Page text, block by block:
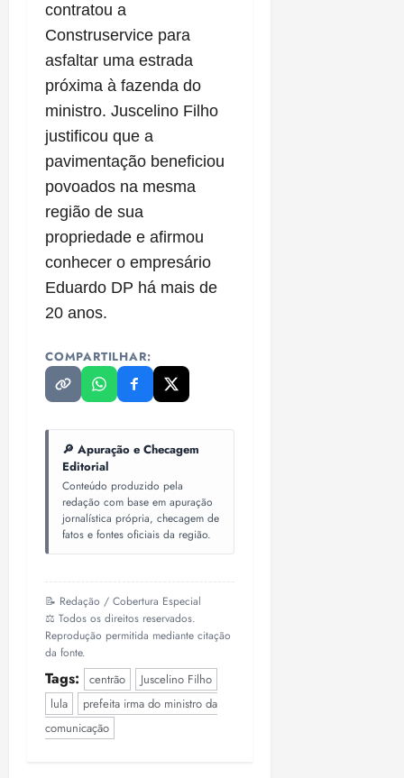
contratou a
Construservice para
asfaltar uma estrada
próxima à fazenda do
ministro. Juscelino Filho
justificou que a
pavimentação beneficiou
povoados na mesma
região de sua
propriedade e afirmou
conhecer o empresário
Eduardo DP há mais de
20 anos.
COMPARTILHAR:
🔎 Apuração e Checagem
Editorial
Conteúdo produzido pela
redação com base em apuração
jornalística própria, checagem de
fatos e fontes oficiais da região.
📝 Redação / Cobertura Especial
⚖️ Todos os direitos reservados.
Reprodução permitida mediante citação
da fonte.
Tags: centrão
Juscelino Filho
lula
prefeita irma do ministro da
comunicação